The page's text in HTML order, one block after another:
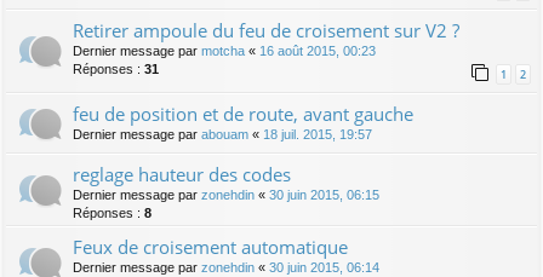
Retirer ampoule du feu de croisement sur V2 ?
Dernier message par motcha « 16 août 2015, 00:23
Réponses : 31 1 2
feu de position et de route, avant gauche
Dernier message par abouam « 18 juil. 2015, 19:57
reglage hauteur des codes
Dernier message par zonehdin « 30 juin 2015, 06:15
Réponses : 8
Feux de croisement automatique
Dernier message par zonehdin « 30 juin 2015, 06:14